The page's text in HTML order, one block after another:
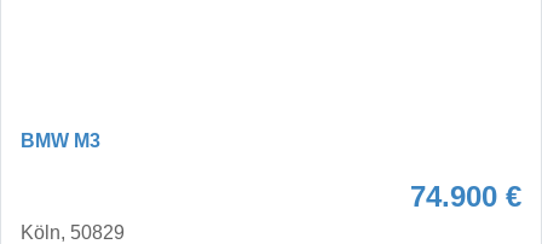
BMW M3
74.900 €
Köln, 50829